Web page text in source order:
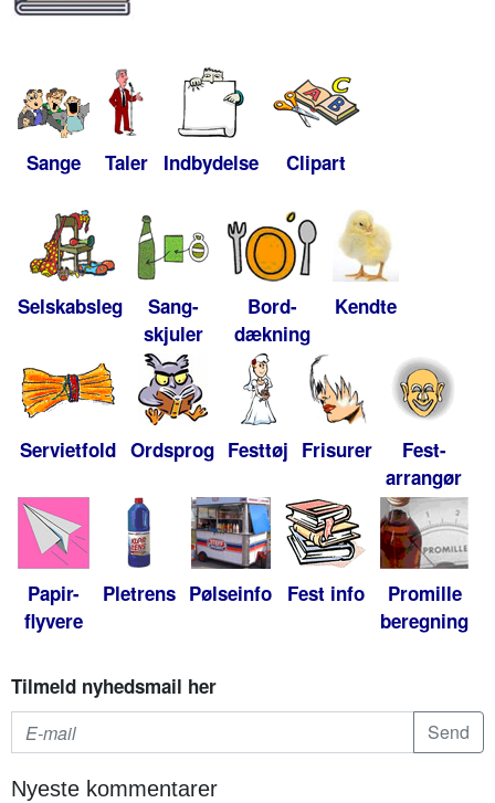
Sange Taler Indbydelse Clipart
Selskabsleg
Sang-
skjuler
Bord-
dækning
Kendte
Servietfold Ordsprog Festtøj Frisurer
Fest-
arrangør
Papir-
flyvere
Pletrens Pølseinfo Fest info
Promille
beregning
Tilmeld nyhedsmail her
Nyeste kommentarer